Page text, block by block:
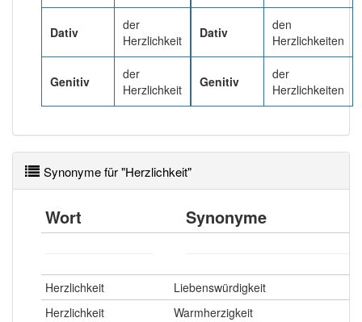
Häufigkeit: 4 von 10
Wörter mit Endung-herzlichkeit: 1
89% unserer Spielapp-Nutzer haben den Artikel
Dativ
der
Herzlichkeit
Genitiv
der
Herzlichkeit
Dativ
den
Herzlichkeiten
Genitiv
der
Herzlichkeiten
Synonyme für "Herzlichkeit"
Wort Synonyme
Herzlichkeit
Liebenswürdigkeit
Herzlichkeit
Warmherzigkeit